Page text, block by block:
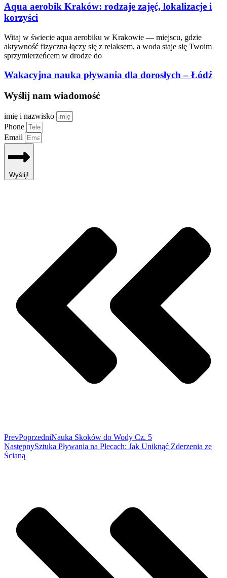
Aqua aerobik Kraków: rodzaje zajęć, lokalizacje i
korzyści
Witaj w świecie aqua aerobiku w Krakowie — miejscu, gdzie
aktywność fizyczna łączy się z relaksem, a woda staje się Twoim
sprzymierzeńcem w drodze do
Wakacyjna nauka pływania dla dorosłych – Łódź
Wyślij nam wiadomość
imię i nazwisko
Phone
Email
Wyślij!
PrevPoprzedniNauka Skoków do Wody Cz. 5
NastępnySztuka Pływania na Plecach: Jak Uniknąć Zderzenia ze
Ścianą